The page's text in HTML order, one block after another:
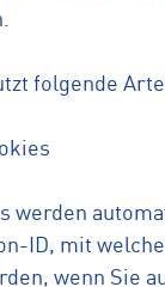
folgende
werden
ID, mit
wenn Sie